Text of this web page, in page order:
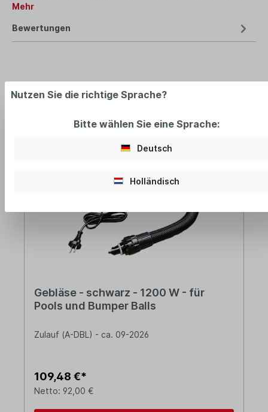
Mehr
Bewertungen
empfohlenes Zubehör
Gebläse - schwarz - 1200 W - für
Pools und Bumper Balls
Zulauf (A-DBL) - ca. 09-2026
109,48 €*
Netto: 92,00 €
Nutzen Sie die richtige Sprache?
Bitte wählen Sie eine Sprache:
Deutsch
Holländisch